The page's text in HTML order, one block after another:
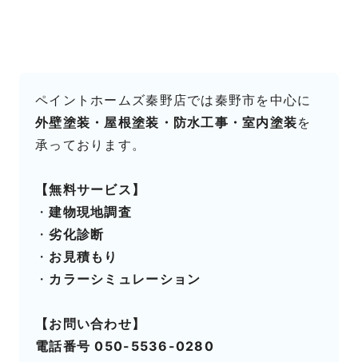
ペイントホームズ秦野店では秦野市を中心に
外壁塗装・屋根塗装・防水工事・室内塗装を
承っております。
【無料サービス】
・建物現地調査
・劣化診断
・ お見積もり
・ カラーシミュレーション
【お問い合わせ】
電話番号 050-5536-0280